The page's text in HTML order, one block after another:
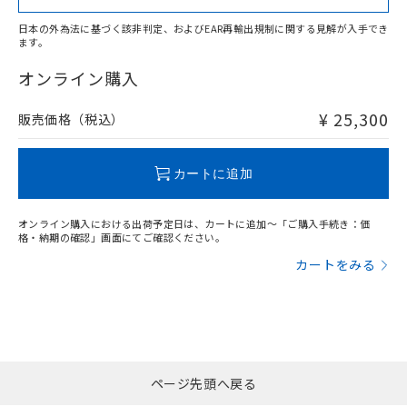
アルミ材
l: 16mm以上、φd: 120mm以上、D: 16mm以上、m: 60mm
在庫等で未対応品が混在する可能性があります。
問い合わせください。
日本の外為法に基づく該非判定、およびEAR再輸出規制に関する見解が入手でき
ます。
オンライン購入
販売価格（税込） ¥ 25,300
カートに追加
オンライン購入における出荷予定日は、カートに追加～「ご購入手続き：価
格・納期の確認」画面にてご確認ください。
カートをみる
ページ先頭へ戻る